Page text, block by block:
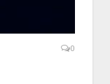
0